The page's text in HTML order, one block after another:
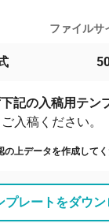
ファイルサ
記の入稿用テン
入稿ください。
上データを作成してく
プレートをダウン